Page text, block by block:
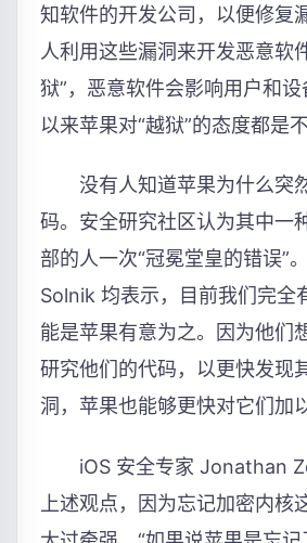
知软件的开发公司，以便修复
人利用这些漏洞来开发恶意软
狱”，恶意软件会影响用户和
以来苹果对“越狱”的态度都是
没有人知道苹果为什么突
码。安全研究社区认为其中一
部的人一次“冠冕堂皇的错误”
Solnik 均表示，目前我们完全
能是苹果有意为之。因为他们
研究他们的代码，以更快发现
洞，苹果也能够更快对它们加
iOS 安全专家 Jonathan
上述观点，因为忘记加密内核